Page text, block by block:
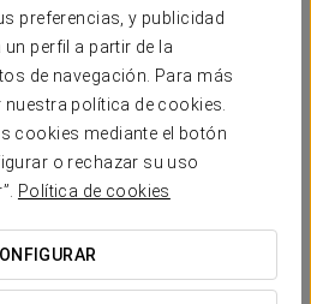
preferencias, y publicidad
perfil a partir de la
de navegación. Para más
política de cookies.
cookies mediante el botón
o rechazar su uso
Política de cookies
en Isla Mágica.